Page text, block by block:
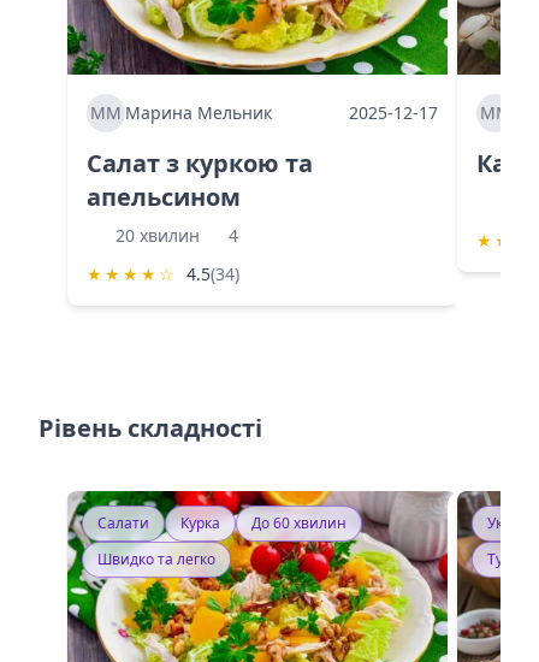
ММ Марина Мельник 2025-12-17
Салат з куркою та
апельсином
20 хвилин
4
★ ★ ★ ★ ☆ 4.5(34)
ММ
★ ★
Рівень складності
Салати Курка
До 60 хвилин
Швидко та легко